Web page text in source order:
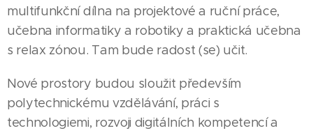
multifunkční dílna na projektové a ruční práce,
učebna informatiky a robotiky a praktická učebna
s relax zónou. Tam bude radost (se) učit.
Nové prostory budou sloužit především
polytechnickému vzdělávání, práci s
technologiemi, rozvoji digitálních kompetencí a